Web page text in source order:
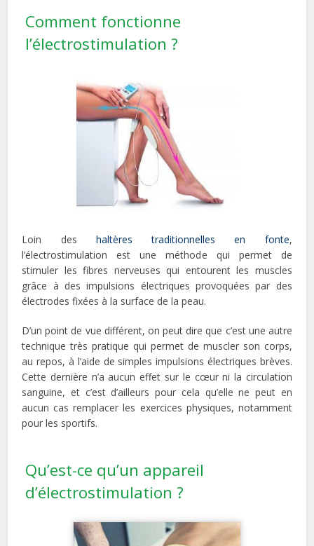
Comment fonctionne
l’électrostimulation ?
Loin des haltères traditionnelles en fonte,
l’électrostimulation est une méthode qui permet de
stimuler les fibres nerveuses qui entourent les muscles
grâce à des impulsions électriques provoquées par des
électrodes fixées à la surface de la peau.
D’un point de vue différent, on peut dire que c’est une autre
technique très pratique qui permet de muscler son corps,
au repos, à l’aide de simples impulsions électriques brèves.
Cette dernière n’a aucun effet sur le cœur ni la circulation
sanguine, et c’est d’ailleurs pour cela qu’elle ne peut en
aucun cas remplacer les exercices physiques, notamment
pour les sportifs.
Qu’est-ce qu’un appareil
d’électrostimulation ?